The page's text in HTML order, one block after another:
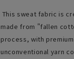
This sweat fabric is
made from "fallen
process, with
unconventional yarn